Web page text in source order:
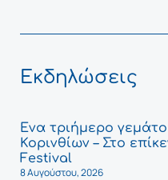
Εκδηλώσεις
Ένα τριήμερο
Κορινθίων – Στο
Festival
8 Αυγούστου, 2026